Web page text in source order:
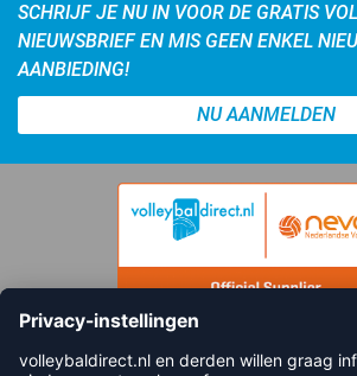
SCHRIJF JE NU IN VOOR DE GRATIS
NIEUWSBRIEF EN MIS GEEN ENKEL
AANBIEDING!
NU AANMELDEN